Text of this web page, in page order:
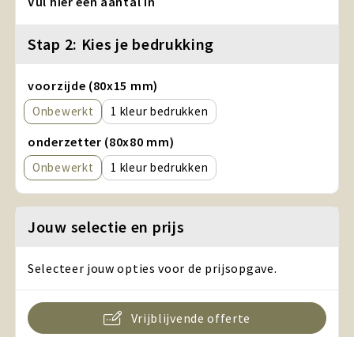
Textiel, Kleding en Caps
Wijngeschenken
Stap 2: Kies je bedrukking
voorzijde (80x15 mm)
Onbewerkt 1
onderzetter (80x80 mm)
Onbewerkt 1
Jouw selectie en prijs
Selecteer jouw opties voor de prijsopgave.
Vrijblijvende offerte